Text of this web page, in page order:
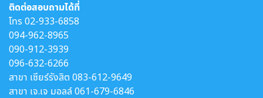
ติดต่อสอบถามได้ที่
โทร02-933-6858
094-962-8965
090-912-3939
096-632-6266
สาขา เซียร์รังสิต 083-612-9649
สาขา เจ.เจ มอลล์061-679-6846